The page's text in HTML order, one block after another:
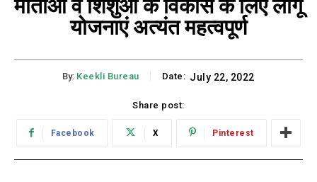
माताओं व शिशुओं के विकास के लिए लागू
योजनाएं अत्यंत महत्वपूर्ण
By: Keekli Bureau Date: July 22, 2022
Share post:
Facebook X Pinterest